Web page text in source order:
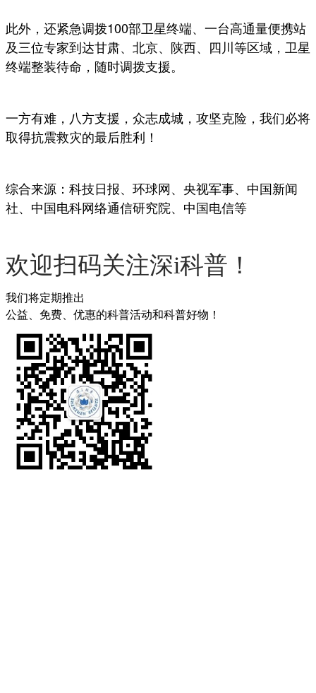
此外，还紧急调拨100部卫星终端、一台高通量便携站
及三位专家到达甘肃、北京、陕西、四川等区域，卫星
终端整装待命，随时调拨支援。
一方有难，八方支援，众志成城，攻坚克险，我们必将
取得抗震救灾的最后胜利！
综合来源：科技日报、环球网、央视军事、中国新闻
社、中国电科网络通信研究院、中国电信等
欢迎扫码关注深i科普！
我们将定期推出
公益、免费、优惠的科普活动和科普好物！